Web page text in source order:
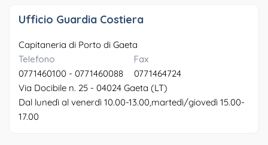
Ufficio Guardia Costiera
Capitaneria di Porto di Gaeta
Telefono
0771460100 - 0771460088
Fax
0771464724
Via Docibile n. 25 - 04024 Gaeta (LT)
Dal lunedì al venerdì 10.00-13.00,martedì/giovedì 15.00-
17.00